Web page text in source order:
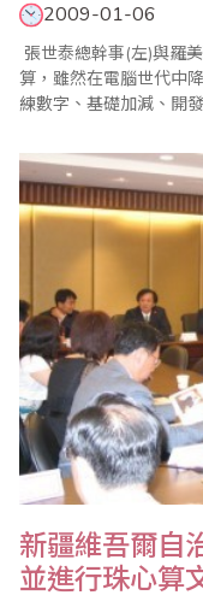
2009-01-06
張世泰總幹事(左)與羅
算，雖然在電腦世代中
練數字、基礎加減、開
WantirnaSouth「
珠算委員會施美鈴副主
張世泰代表接待。..
新疆維吾爾自
並進行珠心算